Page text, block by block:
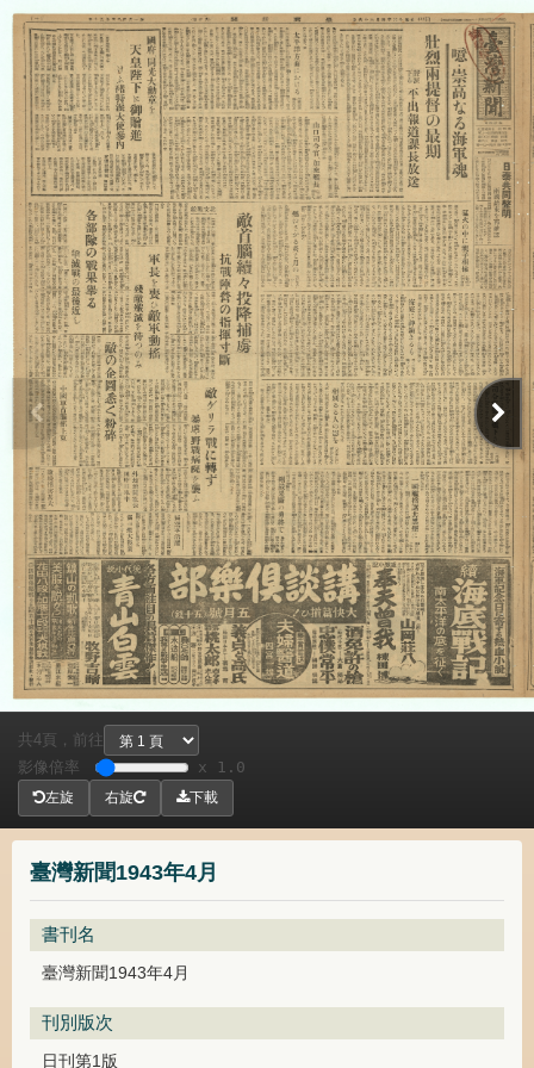
臺灣新聞1943年4月
書刊名
臺灣新聞1943年4月
刊別版次
日刊第1版
共4頁，
前往
影像倍率
x 1.0
左旋 右旋 下載